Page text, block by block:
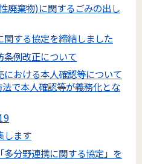
廃棄物)に関するごみの出し
する協定を締結しました
条例改正について
おける本人確認等について
法で本人確認等が義務化とな
します
多分野連携に関する協定」を